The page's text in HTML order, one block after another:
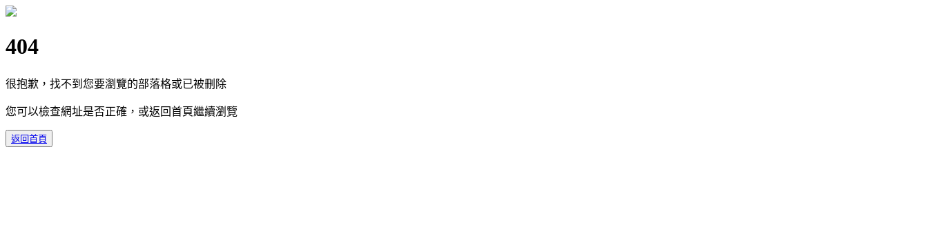
404
很抱歉，找不到您要瀏覽的部落格或已被刪除
您可以檢查網址是否正確，或返回首頁繼續瀏覽
返回首頁